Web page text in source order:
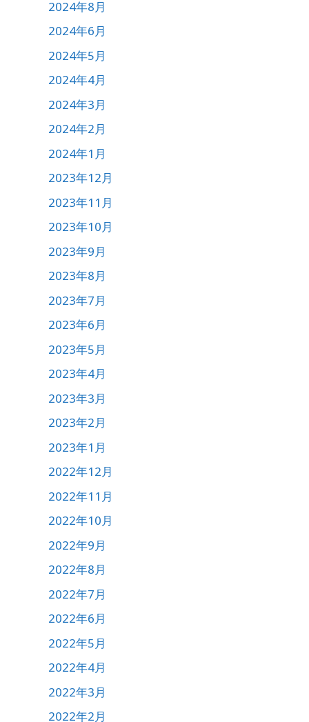
2024年8月
2024年6月
2024年5月
2024年4月
2024年3月
2024年2月
2024年1月
2023年12月
2023年11月
2023年10月
2023年9月
2023年8月
2023年7月
2023年6月
2023年5月
2023年4月
2023年3月
2023年2月
2023年1月
2022年12月
2022年11月
2022年10月
2022年9月
2022年8月
2022年7月
2022年6月
2022年5月
2022年4月
2022年3月
2022年2月